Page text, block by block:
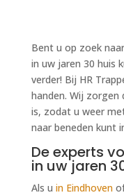
Bent u op zoek
in uw jaren 30 huis
verder! Bij HR
handen. Wij
is, zodat u weer
naar beneden kunt
De experts
in uw jaren
Als u in Eindhovenof